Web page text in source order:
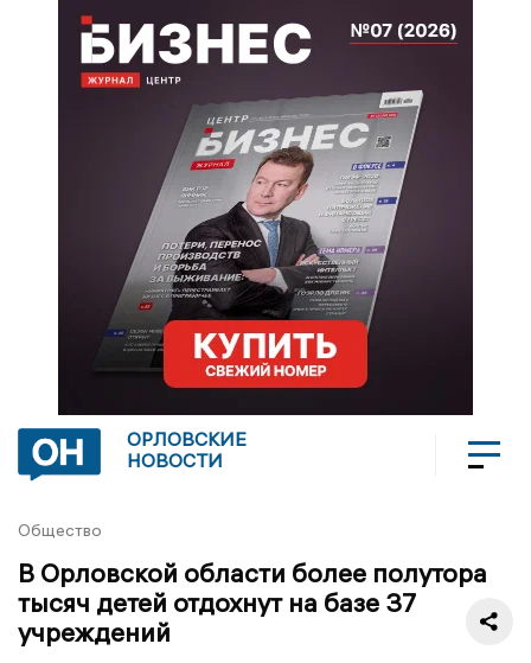
ОРЛОВСКИЕ
НОВОСТИ
Общество
В Орловской области более полутора
тысяч детей отдохнут на базе 37
учреждений